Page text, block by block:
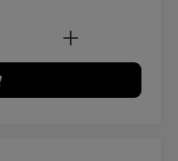
Gib den